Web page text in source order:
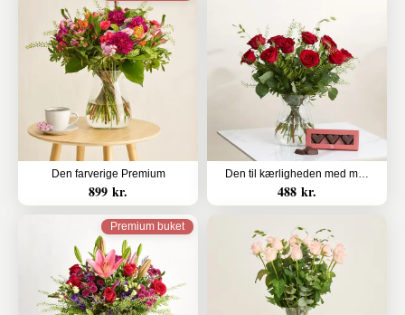
Den farverige Premium
899 kr.
Den til kærligheden med marcipanhjerter
488 kr.
Premium buket